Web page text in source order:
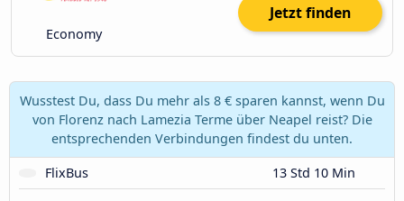
Economy
Jetzt finden
Wusstest Du, dass Du mehr als 8 € sparen kannst, wenn Du
von Florenz nach Lamezia Terme über Neapel reist? Die
entsprechenden Verbindungen findest du unten.
FlixBus
13 Std 10 Min